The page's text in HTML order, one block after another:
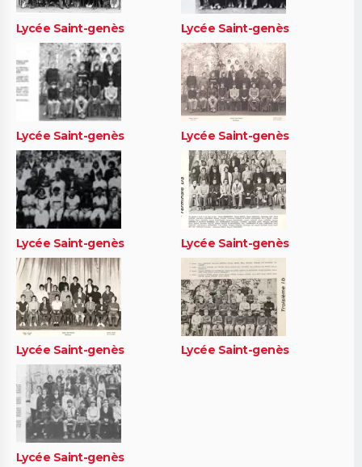
Lycée Saint-genès Lycée Saint-genès
Lycée Saint-genès Lycée Saint-genès
Lycée Saint-genès Lycée Saint-genès
Lycée Saint-genès Lycée Saint-genès
Lycée Saint-genès